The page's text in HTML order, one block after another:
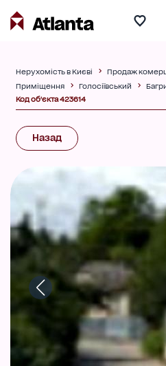
Нерухомість в Києві
Продаж
Приміщення
Голосіївський
Код об'єкта 423614
Назад